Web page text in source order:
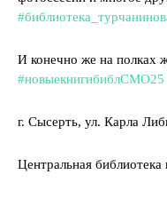
И конечно же на полках
#новыекнигибиблСМО25
г. Сысерть, ул. Карла
Центральная